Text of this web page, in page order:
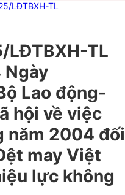
LĐTBXH-TL
LĐTBXH-TL
Lao động-
hội về việc
năm 2004 đối
may Việt
lực không